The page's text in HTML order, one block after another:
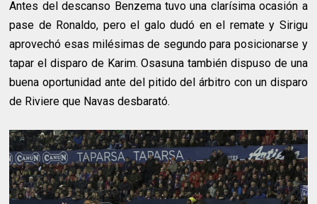
Antes del descanso Benzema tuvo una clarísima ocasión a
pase de Ronaldo, pero el galo dudó en el remate y Sirigu
aprovechó esas milésimas de segundo para posicionarse y
tapar el disparo de Karim. Osasuna también dispuso de una
buena oportunidad ante del pitido del árbitro con un disparo
de Riviere que Navas desbarató.